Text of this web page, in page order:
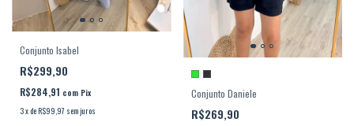
Conjunto Isabel
R$299,90
R$284,91 com Pix
3xdeR$99,97 sem juros
Conjunto Daniele
R$269,90